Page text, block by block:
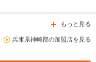
もっと見る
兵庫県神崎郡の加盟店を見る